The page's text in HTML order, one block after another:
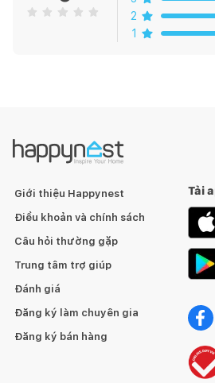
2
1
Giới thiệu Happynest
Điều khoản và chính sách
Câu hỏi thường gặp
Trung tâm trợ giúp
Đánh giá
Đăng ký làm chuyên gia
Đăng ký bán hàng
Tải